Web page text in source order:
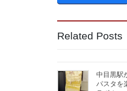
Related Posts
中目黒駅
パスタを